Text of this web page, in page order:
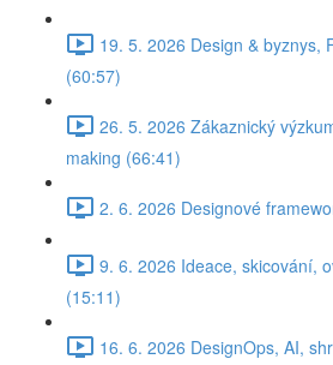
19. 5. 2026 Design & byznys,
(60:57)
26. 5. 2026 Zákaznický
making (66:41)
2. 6. 2026 Designové
9. 6. 2026 Ideace, skicování,
(15:11)
16. 6. 2026 DesignOps, AI,